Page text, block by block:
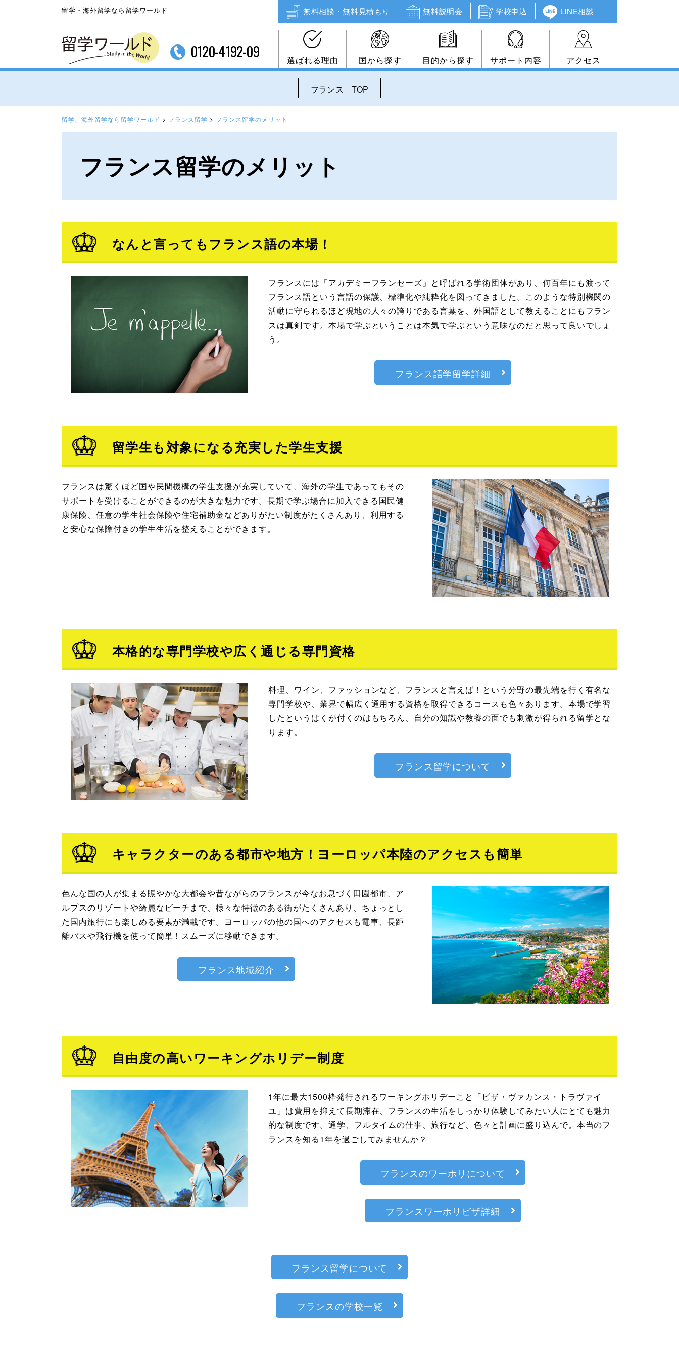
留学・海外留学なら留学ワールド 無料相談・無料見積もり 無料説明会 学校申込 LINE相談
0120-4192-09 選ばれる理由 国から探す 目的から探す サポート内容 アクセス
フランス TOP
留学、海外留学なら留学ワールド > フランス留学 > フランス留学のメリット
フランス留学のメリット
なんと言ってもフランス語の本場！
フランスには「アカデミーフランセーズ」と呼ばれる学術団体があり、何百年にも渡って
フランス語という言語の保護、標準化や純粋化を図ってきました。このような特別機関の
活動に守られるほど現地の人々の誇りである言葉を、外国語として教えることにもフラン
スは真剣です。本場で学ぶということは本気で学ぶという意味なのだと思って良いでしょ
う。
フランス語学留学詳細
留学生も対象になる充実した学生支援
フランスは驚くほど国や民間機構の学生支援が充実していて、海外の学生であってもその
サポートを受けることができるのが大きな魅力です。長期で学ぶ場合に加入できる国民健
康保険、任意の学生社会保険や住宅補助金などありがたい制度がたくさんあり、利用する
と安心な保障付きの学生生活を整えることができます。
本格的な専門学校や広く通じる専門資格
料理、ワイン、ファッションなど、フランスと言えば！という分野の最先端を行く有名な
専門学校や、業界で幅広く通用する資格を取得できるコースも色々あります。本場で学習
したというはくが付くのはもちろん、自分の知識や教養の面でも刺激が得られる留学とな
ります。
フランス留学について
キャラクターのある都市や地方！ヨーロッパ本陸のアクセスも簡単
色んな国の人が集まる賑やかな大都会や昔ながらのフランスが今なお息づく田園都市、ア
ルプスのリゾートや綺麗なビーチまで、様々な特徴のある街がたくさんあり、ちょっとし
た国内旅行にも楽しめる要素が満載です。ヨーロッパの他の国へのアクセスも電車、長距
離バスや飛行機を使って簡単！スムーズに移動できます。
フランス地域紹介
自由度の高いワーキングホリデー制度
1年に最大1500枠発行されるワーキングホリデーこと「ビザ・ヴァカンス・トラヴァイ
ユ」は費用を抑えて長期滞在、フランスの生活をしっかり体験してみたい人にとても魅力
的な制度です。通学、フルタイムの仕事、旅行など、色々と計画に盛り込んで。本当のフ
ランスを知る1年を過ごしてみませんか？
フランスのワーホリについて
フランスワーホリビザ詳細
フランス留学について
フランスの学校一覧